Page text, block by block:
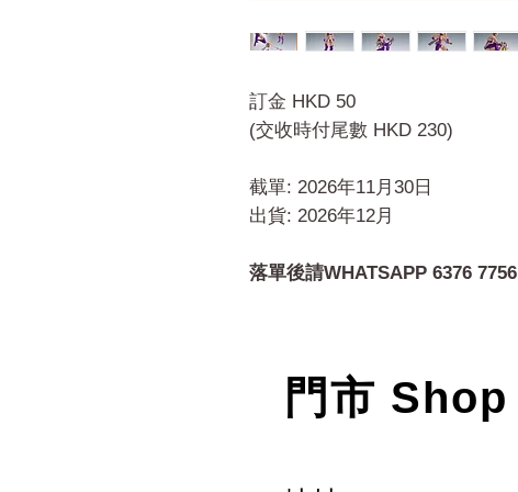
訂金 HKD 50
(交收時付尾數 HKD 230)
截單: 2026年11月30日
出貨: 2026年12月
落單後請WHATSAPP 6376 7756
門市 Shop